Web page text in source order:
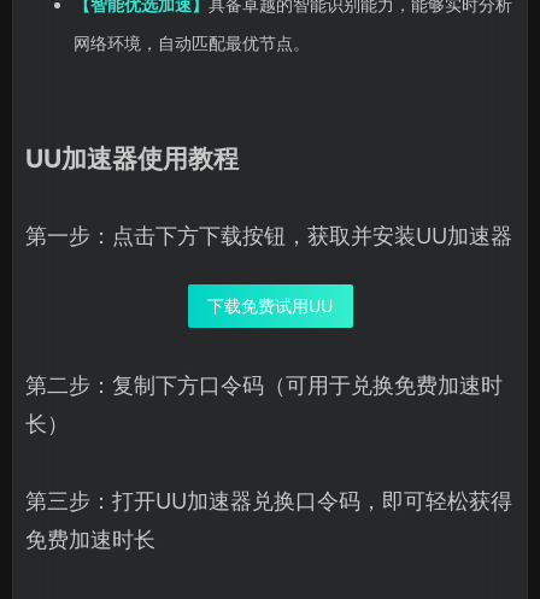
网络环境，自动匹配最优节点。
UU加速器使用教程
第一步：点击下方下载按钮，获取并安装UU加速器
下载免费试用UU
第二步：复制下方口令码（可用于兑换免费加速时
长）
第三步：打开UU加速器兑换口令码，即可轻松获得
免费加速时长